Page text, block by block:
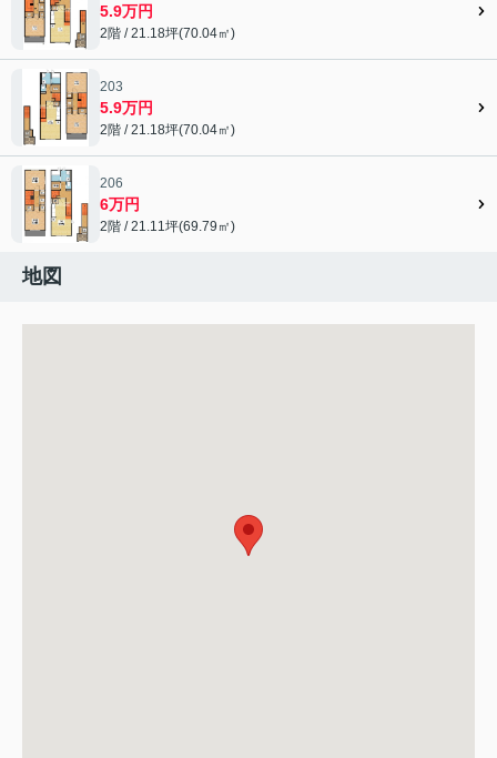
5.9万円
2階 / 21.18坪(70.04㎡)
203
5.9万円
2階 / 21.18坪(70.04㎡)
206
6万円
2階 / 21.11坪(69.79㎡)
地図